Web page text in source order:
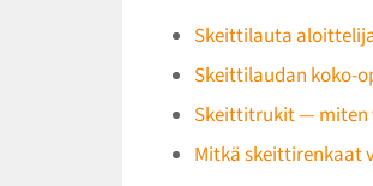
Skeittilauta
Skeittilaudan koko-
Skeittitrukit — miten
Mitkä skeittirenkaat